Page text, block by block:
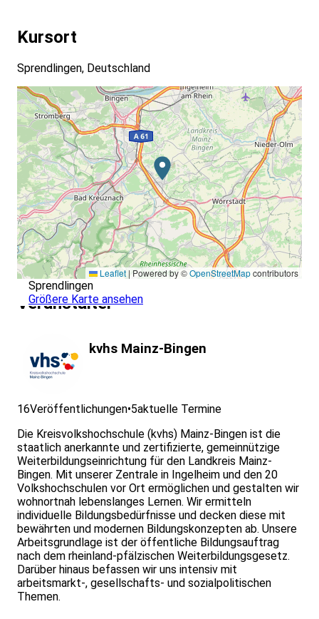
Kursort
Sprendlingen, Deutschland
Leaflet |Powered by ©OpenStreetMapcontributors
Sprendlingen
Größere Karte ansehen
Veranstalter
kvhs Mainz-Bingen
16Veröffentlichungen•5aktuelle Termine
Die Kreisvolkshochschule (kvhs) Mainz-Bingen ist die
staatlich anerkannte und zertifizierte, gemeinnützige
Weiterbildungseinrichtung für den Landkreis Mainz-
Bingen. Mit unserer Zentrale in Ingelheim und den 20
Volkshochschulen vor Ort ermöglichen und gestalten wir
wohnortnah lebenslanges Lernen. Wir ermitteln
individuelle Bildungsbedürfnisse und decken diese mit
bewährten und modernen Bildungskonzepten ab. Unsere
Arbeitsgrundlage ist der öffentliche Bildungsauftrag
nach dem rheinland-pfälzischen Weiterbildungsgesetz.
Darüber hinaus befassen wir uns intensiv mit
arbeitsmarkt-, gesellschafts- und sozialpolitischen
Themen.